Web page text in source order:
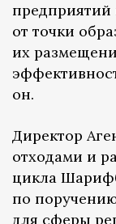
предприятий
от точки
их
он.
Директор
отходами и
цикла
по
для сферы